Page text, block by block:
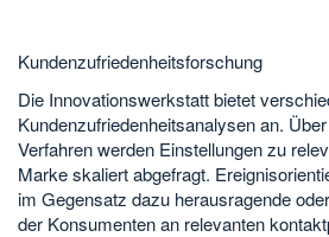
Kundenzufriedenheitsforschung
Die Innovationswerkstatt bietet
Kundenzufriedenheitsanalysen an.
Verfahren werden Einstellungen zu
Marke skaliert abgefragt.
im Gegensatz dazu herausragende
der Konsumenten an relevanten